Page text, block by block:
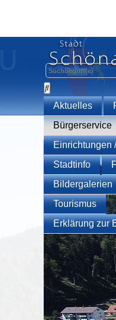
Aktuelles
Bürgerservice
Einrichtungen
Stadtinfo
Bildergalerien
Tourismus
Erklärung zur